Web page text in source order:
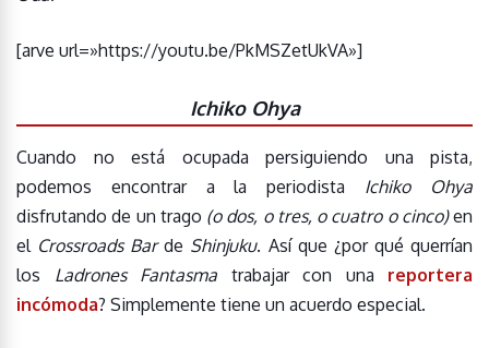
[arve url=»https://youtu.be/PkMSZetUkVA»]
Ichiko Ohya
Cuando no está ocupada persiguiendo una pista,
podemos encontrar a la periodista Ichiko Ohya
disfrutando de un trago (o dos, o tres, o cuatro o cinco)en
el Crossroads Barde Shinjuku. Así que ¿por qué querrían
los Ladrones Fantasma trabajar con una reportera
incómoda? Simplemente tiene un acuerdo especial.